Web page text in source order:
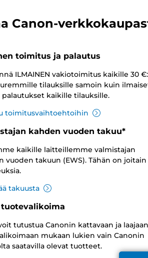
Canon-
toimitus ja palautus
ILMAINEN vakiotoimitus kaikille 30
tilauksille samoin kuin
palautukset kaikille tilauksille.
toimitusvaihtoehtoihin
kahden vuoden takuu*
kaikille laitteillemme valmistajan
vuoden takuun (EWS). Tähän on joitain
takuusta
tuotevalikoima
tutustua Canonin kattavaan ja laajaan
mukaan lukien vain Canonin
saatavilla olevat tuotteet.